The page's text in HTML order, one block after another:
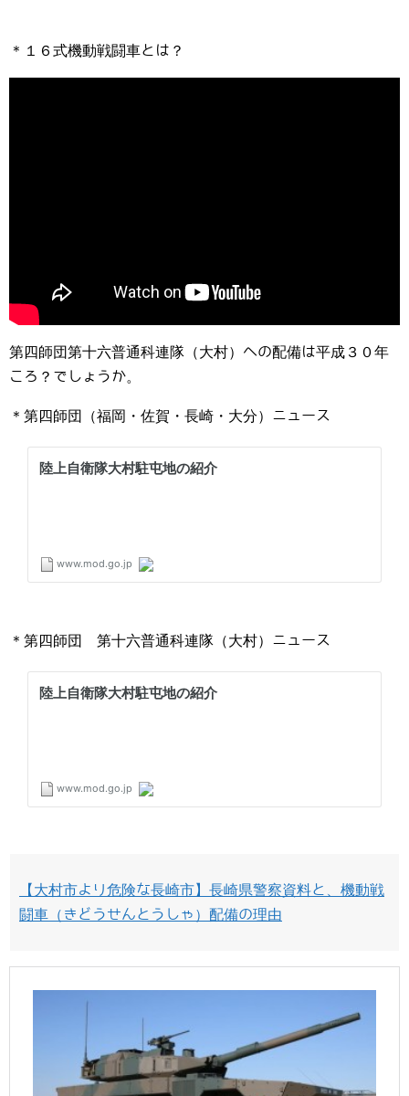
＊１６式機動戦闘車とは？
第四師団第十六普通科連隊（大村）への配備は平成３０年
ころ？でしょうか。
＊第四師団（福岡・佐賀・長崎・大分）ニュース
＊第四師団 第十六普通科連隊（大村）ニュース
【大村市より危険な長崎市】長崎県警察資料と、機動戦
闘車（きどうせんとうしゃ）配備の理由